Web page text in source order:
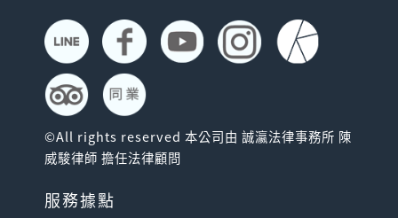
©All rights reserved 本公司由 誠瀛法律事務所 陳
威駿律師 擔任法律顧問
服務據點